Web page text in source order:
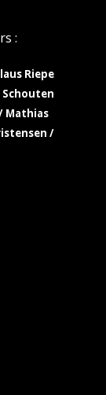
:
Riepe
Mathias
/